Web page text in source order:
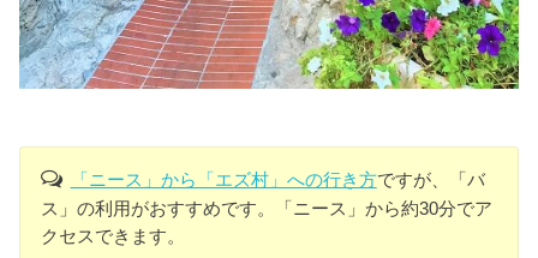
「ニース」から「エズ村」への行き方ですが、「バ
ス」の利用がおすすめです。「ニース」から約30分でア
クセスできます。